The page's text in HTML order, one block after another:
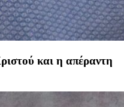
και η απέραντη